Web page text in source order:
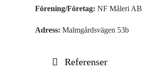
Förening/Företag: NF Måleri AB
Adress: Malmgårdsvägen 53b
Referenser